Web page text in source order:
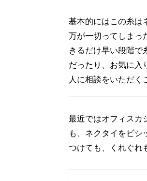
基本的にはこの糸は
万が一切ってしまっ
きるだけ早い段階で
だったり、お気に入
人に相談をいただく
最近ではオフィスカ
も、ネクタイをビシ
つけても、くれぐれ